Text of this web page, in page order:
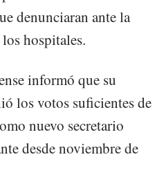
denunciaran ante la
hospitales.
informó que su
los votos suficientes de
nuevo secretario
desde noviembre de